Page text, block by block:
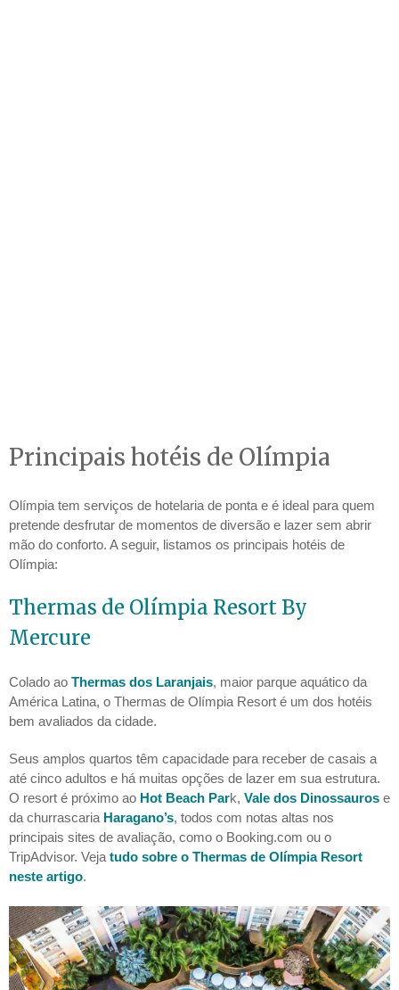
Principais hotéis de Olímpia
Olímpia tem serviços de hotelaria de ponta e é ideal para quem
pretende desfrutar de momentos de diversão e lazer sem abrir
mão do conforto. A seguir, listamos os principais hotéis de
Olímpia:
Thermas de Olímpia Resort By
Mercure
Colado ao Thermas dos Laranjais, maior parque aquático da
América Latina, o Thermas de Olímpia Resort é um dos hotéis
bem avaliados da cidade.
Seus amplos quartos têm capacidade para receber de casais a
até cinco adultos e há muitas opções de lazer em sua estrutura.
O resort é próximo ao Hot Beach Park, Vale dos Dinossauros e
da churrascaria Haragano’s, todos com notas altas nos
principais sites de avaliação, como o Booking.com ou o
TripAdvisor. Veja tudo sobre o Thermas de Olímpia Resort
neste artigo.